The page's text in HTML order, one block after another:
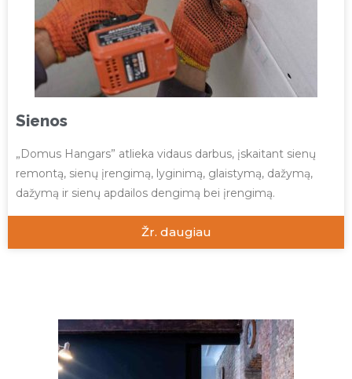
Sienos
„Domus Hangars” atlieka vidaus darbus, įskaitant sienų
remontą, sienų įrengimą, lyginimą, glaistymą, dažymą,
dažymą ir sienų apdailos dengimą bei įrengimą.
Žr. daugiau